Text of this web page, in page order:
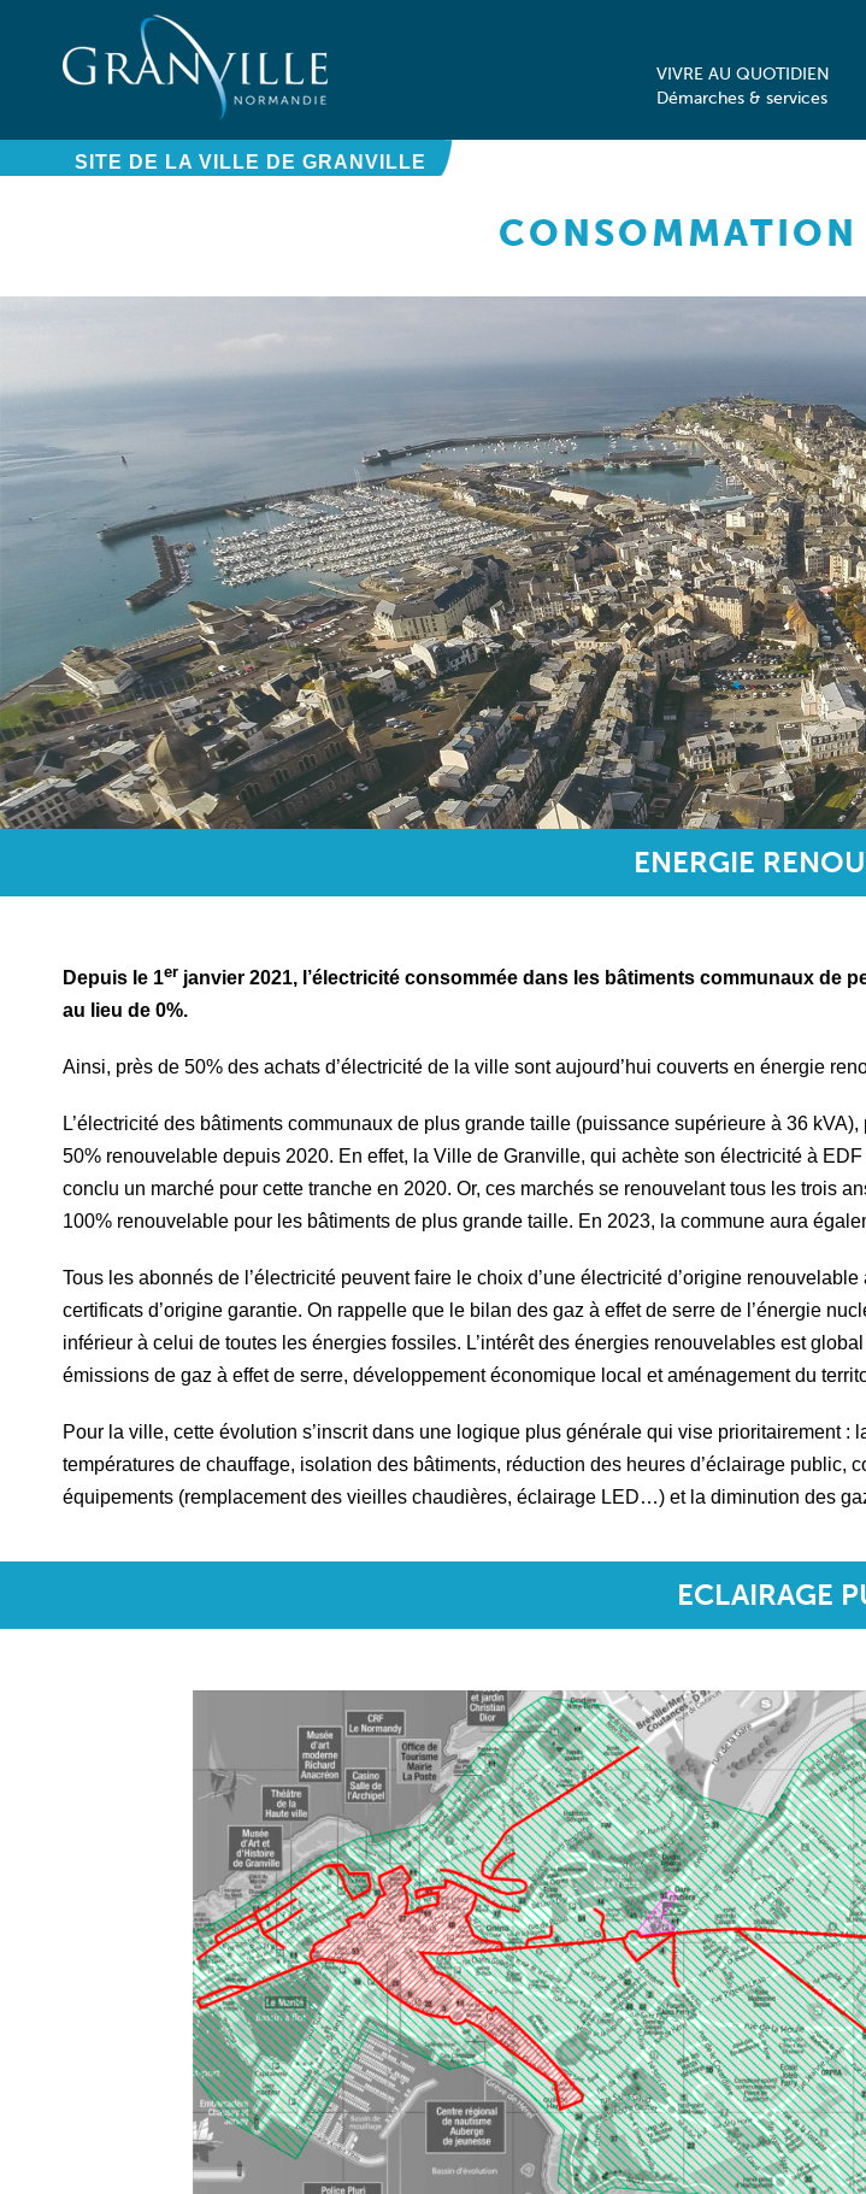
VIVRE AU QUOTIDIEN
Démarches & services
SITE DE LA VILLE DE GRANVILLE
CONSOMMATION
ENERGIE
Depuis le 1er janvier 2021, l’électricité consommée dans les bâtiments communaux de
au lieu de 0%.
Ainsi, près de 50% des achats d’électricité de la ville sont aujourd’hui couverts en énergie
L’électricité des bâtiments communaux de plus grande taille (puissance supérieure à 36
50% renouvelable depuis 2020. En effet, la Ville de Granville, qui achète son électricité à
conclu un marché pour cette tranche en 2020. Or, ces marchés se renouvelant tous les trois
100% renouvelable pour les bâtiments de plus grande taille. En 2023, la commune aura
Tous les abonnés de l’électricité peuvent faire le choix d’une électricité d’origine
certificats d’origine garantie. On rappelle que le bilan des gaz à effet de serre de l’énergie
inférieur à celui de toutes les énergies fossiles. L’intérêt des énergies renouvelables est
émissions de gaz à effet de serre, développement économique local et aménagement du
Pour la ville, cette évolution s’inscrit dans une logique plus générale qui vise prioritairement
températures de chauffage, isolation des bâtiments, réduction des heures d’éclairage
équipements (remplacement des vieilles chaudières, éclairage LED…) et la diminution des
ECLAIRAGE
Panneau de gestion des cookies